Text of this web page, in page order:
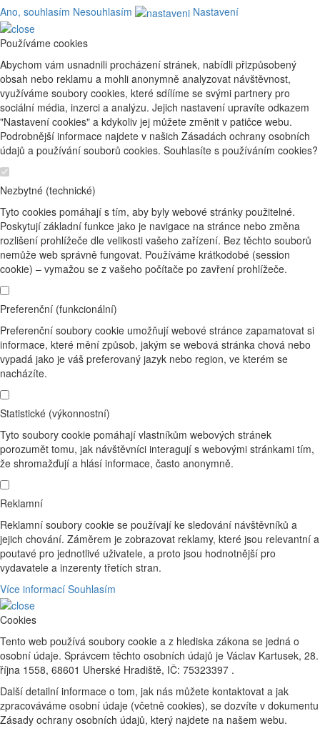
Ano, souhlasím Nesouhlasím Nastavení
Používáme cookies
Abychom vám usnadnili procházení stránek, nabídli přizpůsobený
obsah nebo reklamu a mohli anonymně analyzovat návštěvnost,
využíváme soubory cookies, které sdílíme se svými partnery pro
sociální média, inzerci a analýzu. Jejich nastavení upravíte odkazem
"Nastavení cookies" a kdykoliv jej můžete změnit v patičce webu.
Podrobnější informace najdete v našich Zásadách ochrany osobních
údajů a používání souborů cookies. Souhlasíte s používáním cookies?
Nezbytné (technické)
Tyto cookies pomáhají s tím, aby byly webové stránky použitelné.
Poskytují základní funkce jako je navigace na stránce nebo změna
rozlišení prohlížeče dle velikosti vašeho zařízení. Bez těchto souborů
nemůže web správně fungovat. Používáme krátkodobé (session
cookie) – vymažou se z vašeho počítače po zavření prohlížeče.
Preferenční (funkcionální)
Preferenční soubory cookie umožňují webové stránce zapamatovat si
informace, které mění způsob, jakým se webová stránka chová nebo
vypadá jako je váš preferovaný jazyk nebo region, ve kterém se
nacházíte.
Statistické (výkonnostní)
Tyto soubory cookie pomáhají vlastníkům webových stránek
porozumět tomu, jak návštěvníci interagují s webovými stránkami tím,
že shromažďují a hlásí informace, často anonymně.
Reklamní
Reklamní soubory cookie se používají ke sledování návštěvníků a
jejich chování. Záměrem je zobrazovat reklamy, které jsou relevantní a
poutavé pro jednotlivé uživatele, a proto jsou hodnotnější pro
vydavatele a inzerenty třetích stran.
Více informací Souhlasím
Cookies
Tento web používá soubory cookie a z hlediska zákona se jedná o
osobní údaje. Správcem těchto osobních údajů je Václav Kartusek, 28.
října 1558, 68601 Uherské Hradiště, IČ: 75323397 .
Další detailní informace o tom, jak nás můžete kontaktovat a jak
zpracováváme osobní údaje (včetně cookies), se dozvíte v dokumentu
Zásady ochrany osobních údajů, který najdete na našem webu.